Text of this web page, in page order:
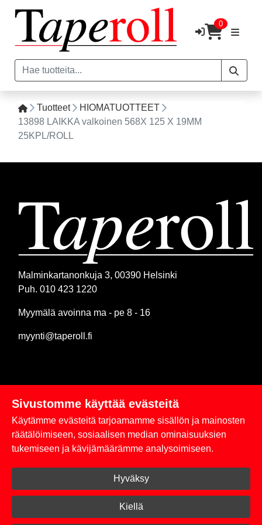
0
Tuotteet
HIOMATUOTTEET
13898 LAIKKA valkoinen 568X 125 X 19MM
25KPL/ROLL
Malminkartanonkuja 3, 00390 Helsinki
Puh. 010 423 1220
Myymälä avoinna ma - pe 8 - 16
myynti@taperoll.fi
Linkit
Rekisteriseloste
Toimitus- ja maksuehdot
Kirjaudu sisään
Sivustomme käyttää evästeitä
Käytämme evästeitä tarjoamamme sisällön ja mainosten
räätälöimiseen, sosiaalisen median ominaisuuksien
tukemiseen ja kävijämäärämme analysoimiseen.
Hyväksy
Kiellä